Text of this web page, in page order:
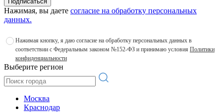
Нажимая, вы даете согласие на обработку персональных
данных.
Нажимая кнопку, я даю согласие на обработку персональных данных в
соответствии с Федеральным законом №152-ФЗ и принимаю условия Политики
конфиденциальности
Выберите регион
Москва
Краснодар